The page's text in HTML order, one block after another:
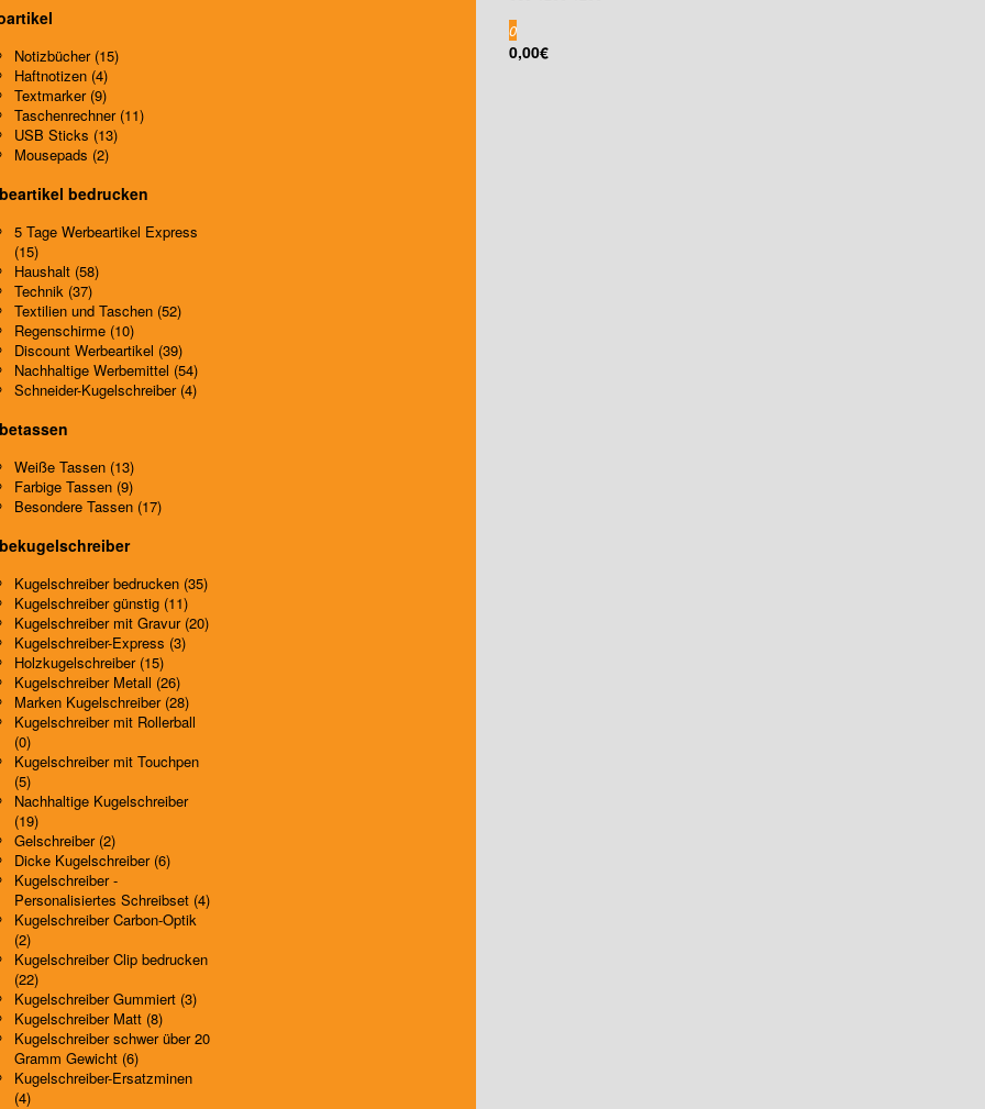
Notizbücher (15)
Haftnotizen (4)
Textmarker (9)
Taschenrechner (11)
USB Sticks (13)
Mousepads (2)
bedrucken
5 Tage Werbeartikel Express
(15)
Haushalt (58)
Technik (37)
Textilien und Taschen (52)
Regenschirme (10)
Discount Werbeartikel (39)
Nachhaltige Werbemittel (54)
Schneider-Kugelschreiber (4)
Weiße Tassen (13)
Farbige Tassen (9)
Besondere Tassen (17)
Kugelschreiber bedrucken (35)
Kugelschreiber günstig (11)
Kugelschreiber mit Gravur (20)
Kugelschreiber-Express (3)
Holzkugelschreiber (15)
Kugelschreiber Metall (26)
Marken Kugelschreiber (28)
Kugelschreiber mit Rollerball
(0)
Kugelschreiber mit Touchpen
(5)
Nachhaltige Kugelschreiber
(19)
Gelschreiber (2)
Dicke Kugelschreiber (6)
Kugelschreiber -
Personalisiertes Schreibset (4)
Kugelschreiber Carbon-Optik
(2)
Kugelschreiber Clip bedrucken
(22)
Kugelschreiber Gummiert (3)
Kugelschreiber Matt (8)
Kugelschreiber schwer über 20
Gramm Gewicht (6)
Kugelschreiber-Ersatzminen
(4)
0
0,00€